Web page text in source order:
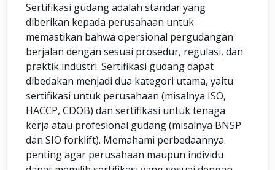
Sertifikasi gudang adalah standar yang
diberikan kepada perusahaan untuk
memastikan bahwa opersional pergudangan
berjalan dengan sesuai prosedur, regulasi, dan
praktik industri. Sertifikasi gudang dapat
dibedakan menjadi dua kategori utama, yaitu
sertifikasi untuk perusahaan (misalnya ISO,
HACCP, CDOB) dan sertifikasi untuk tenaga
kerja atau profesional gudang (misalnya BNSP
dan SIO forklift). Memahami perbedaannya
penting agar perusahaan maupun individu